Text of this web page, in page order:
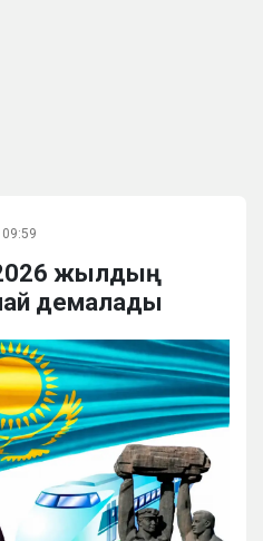
2026 жылдың
демалады